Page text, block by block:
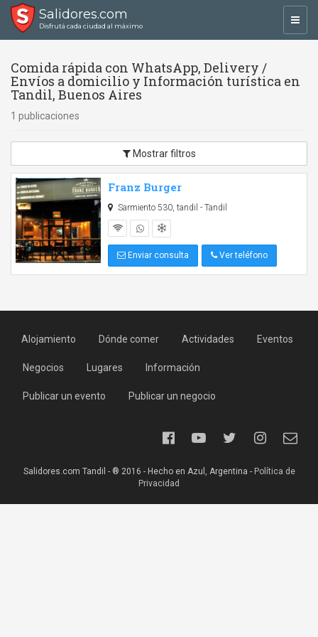
Salidores.com
Disfrutá cada ciudad al máximo
Comida rápida con WhatsApp, Delivery /
Envíos a domicilio y Información turística en
Tandil, Buenos Aires
1 publicaciones
Mostrar filtros
Franz Burger
Sarmiento 530, tandil - Tandil
Enviar consulta Ver teléfono
Alojamiento Dónde comer Actividades Eventos
Negocios Lugares Información
Publicar un evento Publicar un negocio
Salidores.com Tandil - ® 2016 - Hecho en Azul, Argentina - Política de
Privacidad